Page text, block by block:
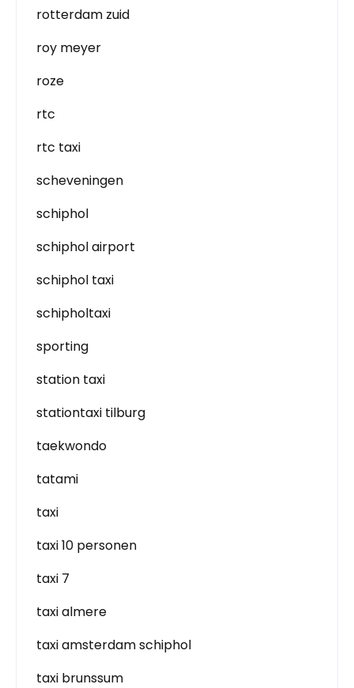
rotterdam zuid
roy meyer
roze
rtc
rtc taxi
scheveningen
schiphol
schiphol airport
schiphol taxi
schipholtaxi
sporting
station taxi
stationtaxi tilburg
taekwondo
tatami
taxi
taxi 10 personen
taxi 7
taxi almere
taxi amsterdam schiphol
taxi brunssum